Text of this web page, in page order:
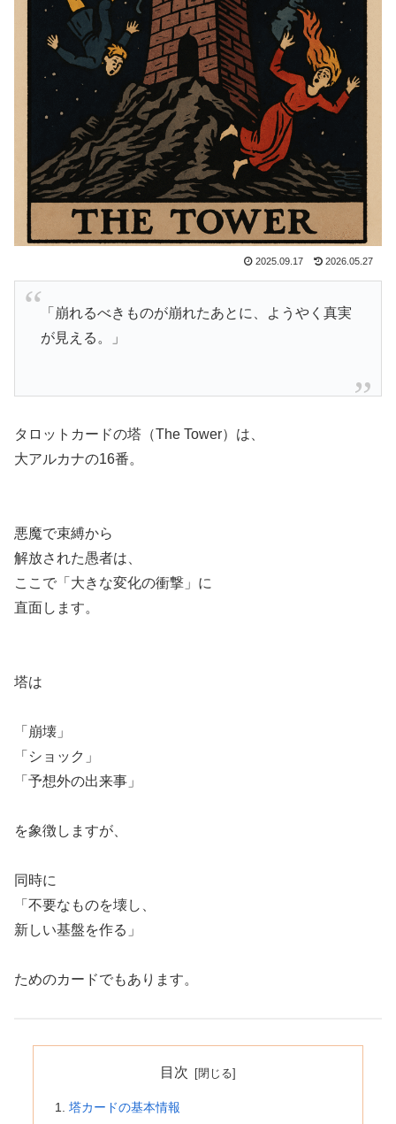
2025.09.17 2026.05.27
「崩れるべきものが崩れたあとに、ようやく真実
が見える。」
タロットカードの塔（The Tower）は、
大アルカナの16番。
悪魔で束縛から
解放された愚者は、
ここで「大きな変化の衝撃」に
直面します。
塔は
「崩壊」
「ショック」
「予想外の出来事」
を象徴しますが、
同時に
「不要なものを壊し、
新しい基盤を作る」
ためのカードでもあります。
目次
塔カードの基本情報